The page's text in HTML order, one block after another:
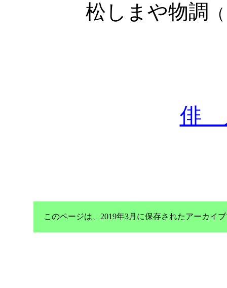
松しまや物調
俳
このページは、2019年3月に保存されたアーカイ